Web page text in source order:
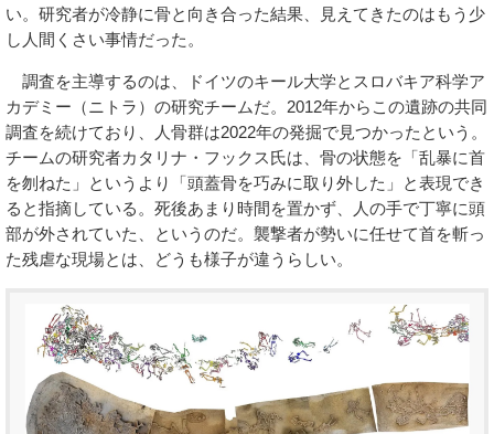
い。研究者が冷静に骨と向き合った結果、見えてきたのはもう少
し人間くさい事情だった。
調査を主導するのは、ドイツのキール大学とスロバキア科学ア
カデミー（ニトラ）の研究チームだ。2012年からこの遺跡の共同
調査を続けており、人骨群は2022年の発掘で見つかったという。
チームの研究者カタリナ・フックス氏は、骨の状態を「乱暴に首
を刎ねた」というより「頭蓋骨を巧みに取り外した」と表現でき
ると指摘している。死後あまり時間を置かず、人の手で丁寧に頭
部が外されていた、というのだ。襲撃者が勢いに任せて首を斬っ
た残虐な現場とは、どうも様子が違うらしい。